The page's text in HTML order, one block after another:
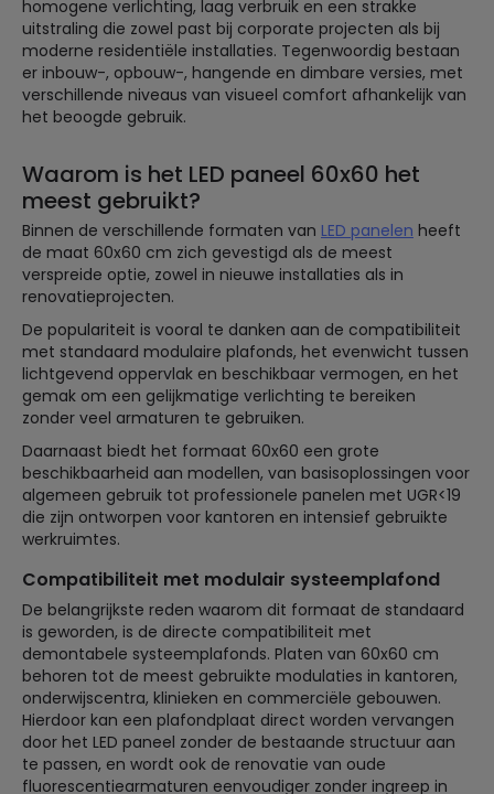
homogene verlichting, laag verbruik en een strakke
uitstraling die zowel past bij corporate projecten als bij
moderne residentiële installaties. Tegenwoordig bestaan
er inbouw-, opbouw-, hangende en dimbare versies, met
verschillende niveaus van visueel comfort afhankelijk van
het beoogde gebruik.
Waarom is het LED paneel 60x60 het
meest gebruikt?
Binnen de verschillende formaten van LED panelen heeft
de maat 60x60 cm zich gevestigd als de meest
verspreide optie, zowel in nieuwe installaties als in
renovatieprojecten.
De populariteit is vooral te danken aan de compatibiliteit
met standaard modulaire plafonds, het evenwicht tussen
lichtgevend oppervlak en beschikbaar vermogen, en het
gemak om een gelijkmatige verlichting te bereiken
zonder veel armaturen te gebruiken.
Daarnaast biedt het formaat 60x60 een grote
beschikbaarheid aan modellen, van basisoplossingen voor
algemeen gebruik tot professionele panelen met UGR<19
die zijn ontworpen voor kantoren en intensief gebruikte
werkruimtes.
Compatibiliteit met modulair systeemplafond
De belangrijkste reden waarom dit formaat de standaard
is geworden, is de directe compatibiliteit met
demontabele systeemplafonds. Platen van 60x60 cm
behoren tot de meest gebruikte modulaties in kantoren,
onderwijscentra, klinieken en commerciële gebouwen.
Hierdoor kan een plafondplaat direct worden vervangen
door het LED paneel zonder de bestaande structuur aan
te passen, en wordt ook de renovatie van oude
fluorescentiearmaturen eenvoudiger zonder ingreep in